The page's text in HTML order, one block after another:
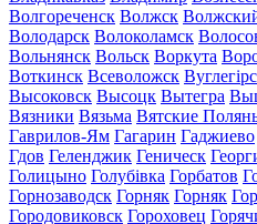
Волгореченск Волжск
Володарск Волоколамск
Вольнянск Вольск Воркута
Воткинск Всеволожск
Высоковск Высоцк Вытегра
Вязники Вязьма Вятские
Гаврилов-Ям Гагарин Гаджиево
Гдов Геленджик Геническ
Голицыно Голубівка Горбатов
Горнозаводск Горняк Горняк
Городовиковск Гороховец